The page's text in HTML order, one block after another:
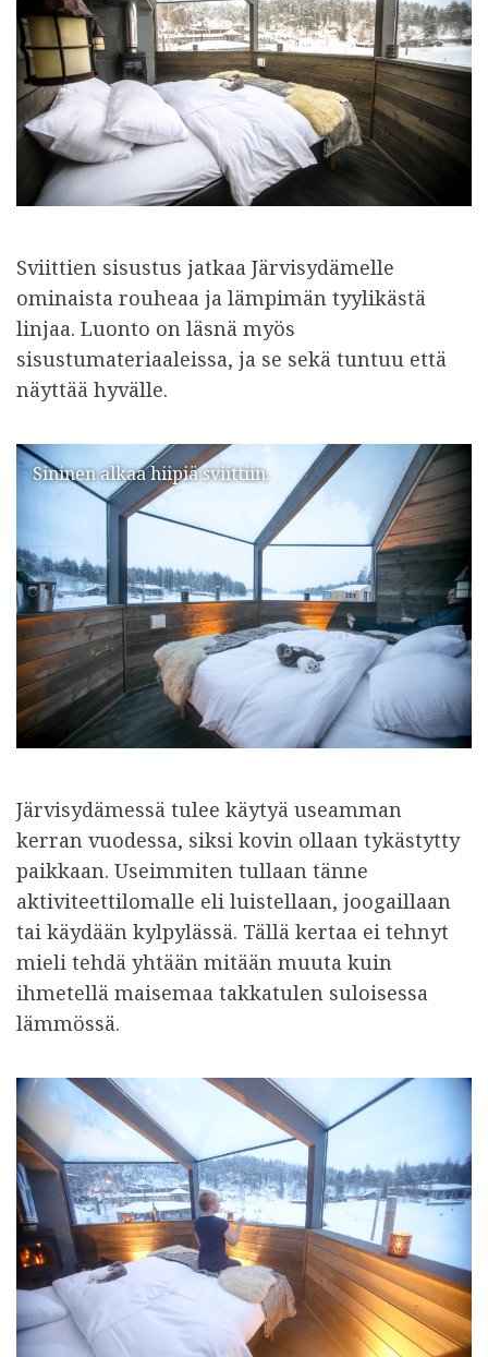
Sviittien sisustus jatkaa Järvisydämelle
ominaista rouheaa ja lämpimän tyylikästä
linjaa. Luonto on läsnä myös
sisustumateriaaleissa, ja se sekä tuntuu että
näyttää hyvälle.
Sininen alkaa hiipiä sviittiin.
Järvisydämessä tulee käytyä useamman
kerran vuodessa, siksi kovin ollaan tykästytty
paikkaan. Useimmiten tullaan tänne
aktiviteettilomalle eli luistellaan, joogaillaan
tai käydään kylpylässä. Tällä kertaa ei tehnyt
mieli tehdä yhtään mitään muuta kuin
ihmetellä maisemaa takkatulen suloisessa
lämmössä.